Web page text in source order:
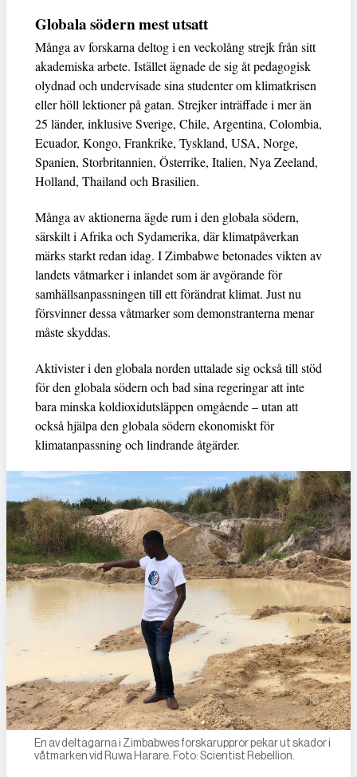
Globala södern mest utsatt
Många av forskarna deltog i en veckolång strejk från sitt
akademiska arbete. Istället ägnade de sig åt pedagogisk
olydnad och undervisade sina studenter om klimatkrisen
eller höll lektioner på gatan. Strejker inträffade i mer än
25 länder, inklusive Sverige, Chile, Argentina, Colombia,
Ecuador, Kongo, Frankrike, Tyskland, USA, Norge,
Spanien, Storbritannien, Österrike, Italien, Nya Zeeland,
Holland, Thailand och Brasilien.
Många av aktionerna ägde rum i den globala södern,
särskilt i Afrika och Sydamerika, där klimatpåverkan
märks starkt redan idag. I Zimbabwe betonades vikten av
landets våtmarker i inlandet som är avgörande för
samhällsanpassningen till ett förändrat klimat. Just nu
försvinner dessa våtmarker som demonstranterna menar
måste skyddas.
Aktivister i den globala norden uttalade sig också till stöd
för den globala södern och bad sina regeringar att inte
bara minska koldioxidutsläppen omgående – utan att
också hjälpa den globala södern ekonomiskt för
klimatanpassning och lindrande åtgärder.
En av deltagarna i Zimbabwes forskaruppror pekar ut skador i
våtmarken vid Ruwa Harare. Foto: Scientist Rebellion.